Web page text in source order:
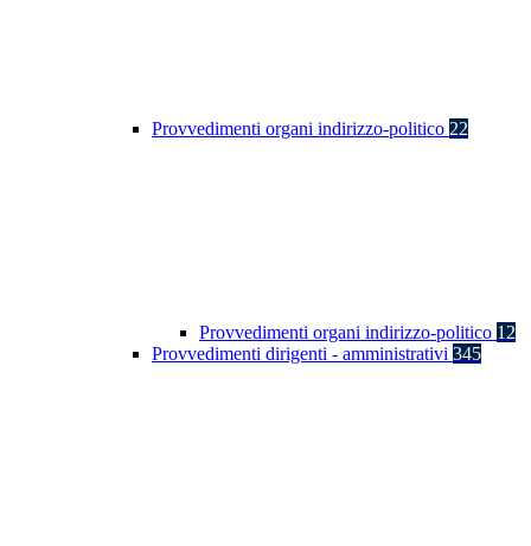
Provvedimenti organi indirizzo-politico 22
Provvedimenti organi indirizzo-politico 12
Provvedimenti dirigenti - amministrativi 345